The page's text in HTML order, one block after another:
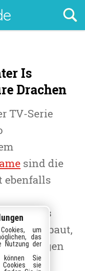
Is
Drachen
TV-Serie
sind die
ebenfalls
Thrones
ausgebaut,
verfügen
um
das
Nutzung der
können Sie
sie